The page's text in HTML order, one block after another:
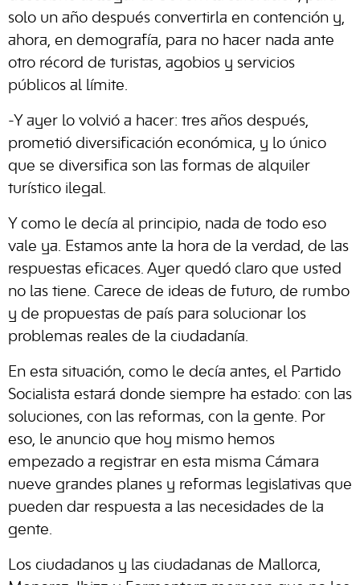
solo un año después convertirla en contención y,
ahora, en demografía, para no hacer nada ante
otro récord de turistas, agobios y servicios
públicos al límite.
-Y ayer lo volvió a hacer: tres años después,
prometió diversificación económica, y lo único
que se diversifica son las formas de alquiler
turístico ilegal.
Y como le decía al principio, nada de todo eso
vale ya. Estamos ante la hora de la verdad, de las
respuestas eficaces. Ayer quedó claro que usted
no las tiene. Carece de ideas de futuro, de rumbo
y de propuestas de país para solucionar los
problemas reales de la ciudadanía.
En esta situación, como le decía antes, el Partido
Socialista estará donde siempre ha estado: con las
soluciones, con las reformas, con la gente. Por
eso, le anuncio que hoy mismo hemos
empezado a registrar en esta misma Cámara
nueve grandes planes y reformas legislativas que
pueden dar respuesta a las necesidades de la
gente.
Los ciudadanos y las ciudadanas de Mallorca,